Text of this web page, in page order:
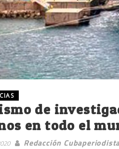
de
en todo el
Redacción